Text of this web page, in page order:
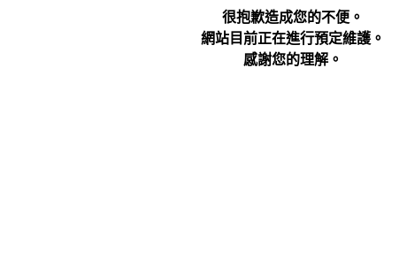
很抱歉造成您的不便。
網站目前正在進行預定維護。
感謝您的理解。